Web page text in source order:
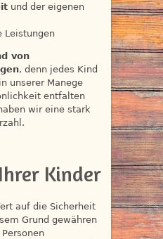
und der eigenen
Leistungen
von
, denn jedes Kind
unserer Manege
entfalten
wir eine stark
Kinder
auf die Sicherheit
Grund gewähren